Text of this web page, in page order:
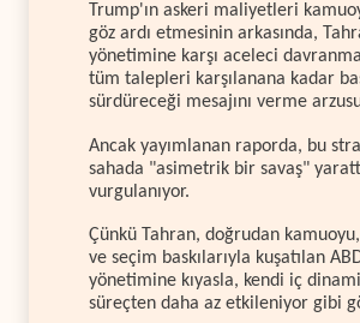
Trump'ın askeri maliyetleri
göz ardı etmesinin arkasında,
yönetimine karşı aceleci
tüm talepleri karşılanana kadar
sürdüreceği mesajını verme
Ancak yayımlanan raporda, bu
sahada "asimetrik bir savaş"
vurgulanıyor.
Çünkü Tahran, doğrudan
ve seçim baskılarıyla kuşatılan
yönetimine kıyasla, kendi iç
süreçten daha az etkileniyor gibi